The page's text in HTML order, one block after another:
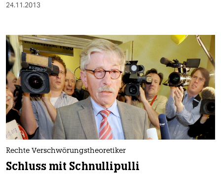
verlag
shop
fragen & hilfe
unterstützen
abo
genossenschaft
24.11.2013
Rechte Verschwörungstheoretiker
Schluss mit Schnullipulli